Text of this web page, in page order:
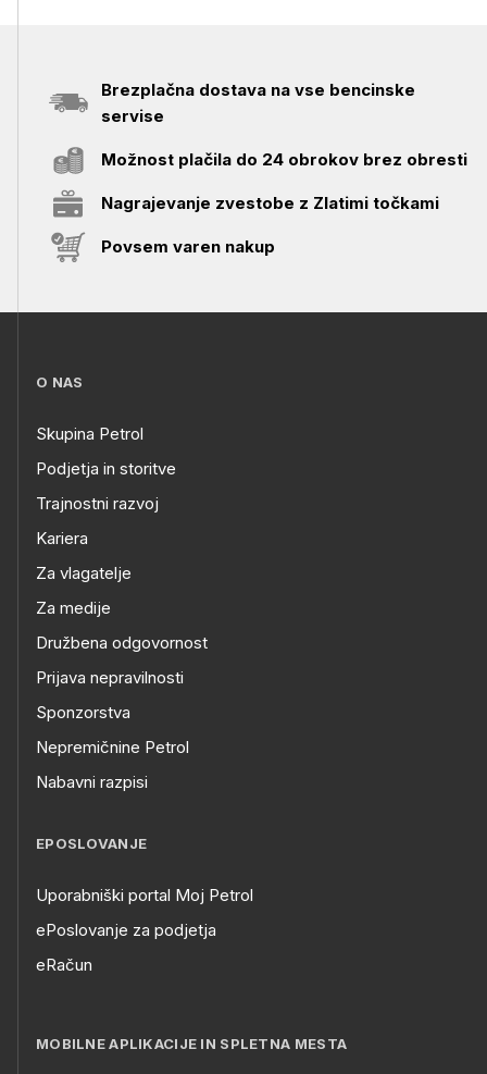
Brezplačna dostava na vse bencinske
servise
Možnost plačila do 24 obrokov brez obresti
Nagrajevanje zvestobe z Zlatimi točkami
Povsem varen nakup
O NAS
Skupina Petrol
Podjetja in storitve
Trajnostni razvoj
Kariera
Za vlagatelje
Za medije
Družbena odgovornost
Prijava nepravilnosti
Sponzorstva
Nepremičnine Petrol
Nabavni razpisi
EPOSLOVANJE
Uporabniški portal Moj Petrol
ePoslovanje za podjetja
eRačun
MOBILNE APLIKACIJE IN SPLETNA MESTA